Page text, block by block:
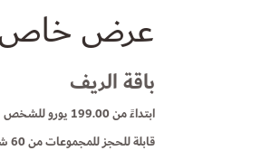
عرض خاص
باقة الريف
ابتداءً من 199.00 يورو للشخص
قابلة للحجز للمجموعات من 60 شخصاً أو أكثر